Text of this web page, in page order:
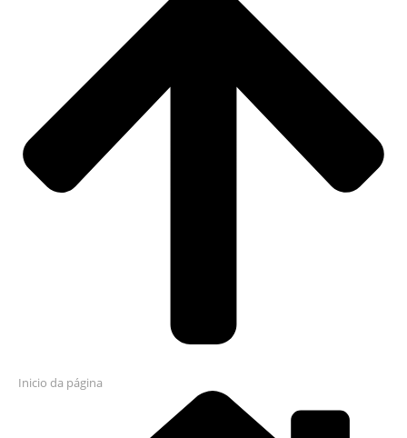
Inicio da página